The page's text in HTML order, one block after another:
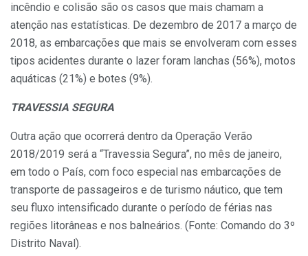
incêndio e colisão são os casos que mais chamam a
atenção nas estatísticas. De dezembro de 2017 a março de
2018, as embarcações que mais se envolveram com esses
tipos acidentes durante o lazer foram lanchas (56%), motos
aquáticas (21%) e botes (9%).
TRAVESSIA SEGURA
Outra ação que ocorrerá dentro da Operação Verão
2018/2019 será a “Travessia Segura”, no mês de janeiro,
em todo o País, com foco especial nas embarcações de
transporte de passageiros e de turismo náutico, que tem
seu fluxo intensificado durante o período de férias nas
regiões litorâneas e nos balneários. (Fonte: Comando do 3º
Distrito Naval).